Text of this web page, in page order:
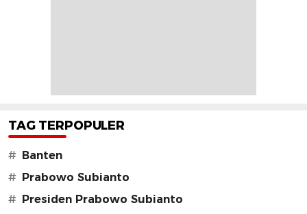
TAG TERPOPULER
# Banten
# Prabowo Subianto
# Presiden Prabowo Subianto